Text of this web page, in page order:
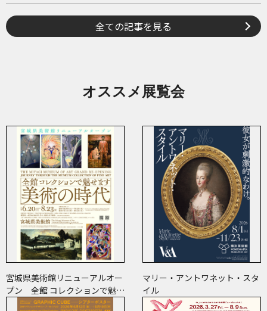
全ての記事を見る
オススメ展覧会
宮城県美術館リニューアルオー
プン 全館 コレクションで魅せ
ます 美術の時代
マリー・アントワネット・スタ
イル